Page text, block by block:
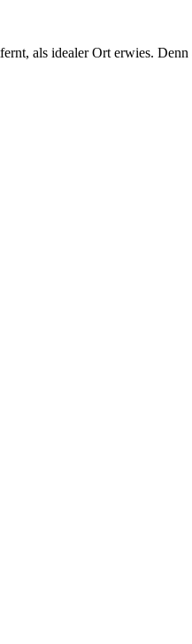
als idealer Ort erwies.